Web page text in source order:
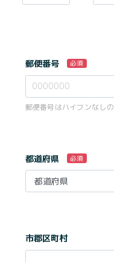
郵便番号 必須
郵便番号はハイフンなし
都道府県 必須
市郡区町村